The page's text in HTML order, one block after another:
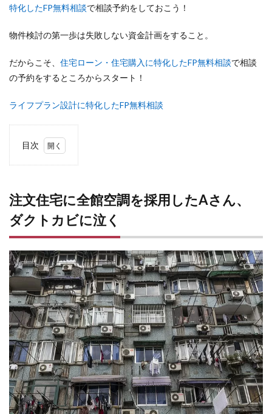
特化したFP無料相談で相談予約をしておこう！
物件検討の第一歩は失敗しない資金計画をすること。
だからこそ、 住宅ローン・住宅購入に特化したFP無料相談で相談
の予約をするところからスタート！
ライフプラン設計に特化したFP無料相談
目次
に全
館空
調を
採用
した
Aさ
ん、
ダク
トカ
ビに
泣く
2
カビ
が生
える
って
本
当？
2.1
注文住宅に全館空調を採用したAさん、
ダクトカビに泣く